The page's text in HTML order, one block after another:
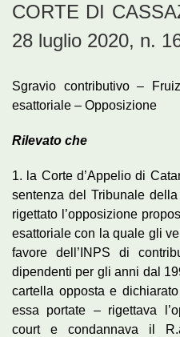
CORTE DI
28 luglio 2020, n.
Sgravio contributivo –
esattoriale – Opposizione
Rilevato che
1. la Corte d’Appelio di
sentenza del Tribunale
rigettato l’opposizione
esattoriale con la quale gli
favore dell’INPS di
dipendenti per gli anni dal
cartella opposta e
essa portate – rigettava
court e condannava il